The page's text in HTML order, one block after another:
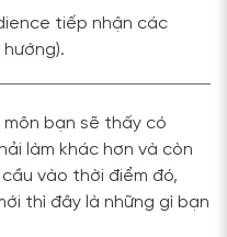
tiếp nhận các
môn bạn sẽ thấy có
làm khác hơn và còn
vào thời điểm đó,
thì đây là những gì bạn